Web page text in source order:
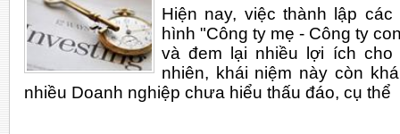
Hiện nay, việc thành lập
hình "Công ty mẹ - Công ty
và đem lại nhiều lợi ích cho
nhiên, khái niệm này còn
nhiều Doanh nghiệp chưa hiểu thấu đáo, cụ thể